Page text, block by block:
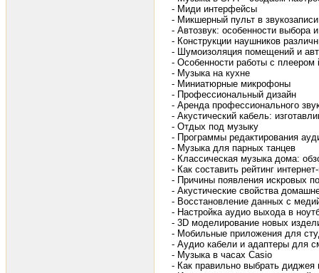
- Миди интерфейсы
- Микшерный пульт в звукозаписи
- Автозвук: особенности выбора
- Конструкции наушников
- Шумоизоляция помещений и
- Особенности работы с плеером
- Музыка на кухне
- Миниатюрные микрофоны
- Профессиональный дизайн
- Аренда профессионального
- Акустический кабель:
- Отдых под музыку
- Программы редактирования
- Музыка для парных танцев
- Классическая музыка дома:
- Как составить рейтинг
- Причины появления искровых
- Акустические свойства
- Восстановление данных с
- Настройка аудио выхода в
- 3D моделирование новых
- Мобильные приложения для
- Аудио кабели и адаптеры для
- Музыка в часах Casio
- Как правильно выбрать диджея